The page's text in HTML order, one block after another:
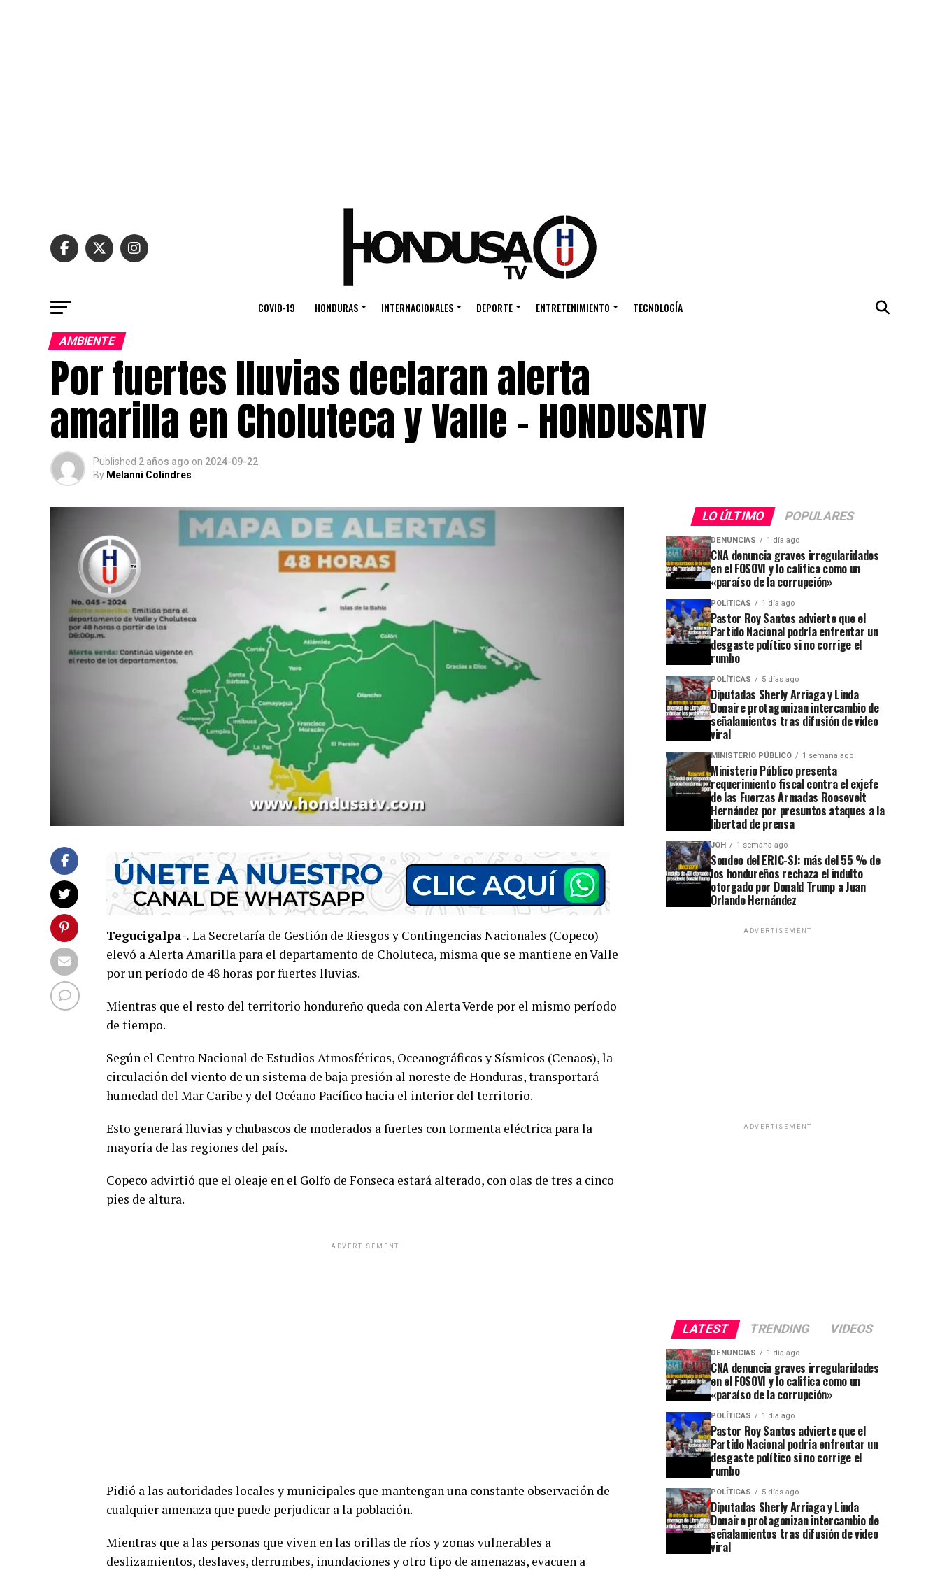
COVID-19 HONDURAS INTERNACIONALES DEPORTE ENTRETENIMIENTO TECNOLOGÍA
AMBIENTE
Por fuertes lluvias declaran alerta
amarilla en Choluteca y Valle – HONDUSATV
Published 2 años ago on 2024-09-22
By Melanni Colindres
Tegucigalpa-. La Secretaría de Gestión de Riesgos y Contingencias Nacionales (Copeco)
elevó a Alerta Amarilla para el departamento de Choluteca, misma que se mantiene en Valle
por un período de 48 horas por fuertes lluvias.
Mientras que el resto del territorio hondureño queda con Alerta Verde por el mismo período
de tiempo.
Según el Centro Nacional de Estudios Atmosféricos, Oceanográficos y Sísmicos (Cenaos), la
circulación del viento de un sistema de baja presión al noreste de Honduras, transportará
humedad del Mar Caribe y del Océano Pacífico hacia el interior del territorio.
Esto generará lluvias y chubascos de moderados a fuertes con tormenta eléctrica para la
mayoría de las regiones del país.
Copeco advirtió que el oleaje en el Golfo de Fonseca estará alterado, con olas de tres a cinco
pies de altura.
ADVERTISEMENT
Pidió a las autoridades locales y municipales que mantengan una constante observación de
cualquier amenaza que puede perjudicar a la población.
Mientras que a las personas que viven en las orillas de ríos y zonas vulnerables a
deslizamientos, deslaves, derrumbes, inundaciones y otro tipo de amenazas, evacuen a
LO ÚLTIMO POPULARES
DENUNCIAS 1 día ago
CNA denuncia graves irregularidades
en el FOSOVI y lo califica como un
«paraíso de la corrupción»
POLÍTICAS 1 día ago
Pastor Roy Santos advierte que el
Partido Nacional podría enfrentar un
desgaste político si no corrige el
rumbo
POLÍTICAS 5 días ago
Diputadas Sherly Arriaga y Linda
Donaire protagonizan intercambio de
señalamientos tras difusión de video
viral
MINISTERIO PÚBLICO 1 semana ago
Ministerio Público presenta
requerimiento fiscal contra el exjefe
de las Fuerzas Armadas Roosevelt
Hernández por presuntos ataques a la
libertad de prensa
JOH 1 semana ago
Sondeo del ERIC-SJ: más del 55 % de
los hondureños rechaza el indulto
otorgado por Donald Trump a Juan
Orlando Hernández
ADVERTISEMENT
ADVERTISEMENT
LATEST TRENDING VIDEOS
DENUNCIAS 1 día ago
CNA denuncia graves irregularidades
en el FOSOVI y lo califica como un
«paraíso de la corrupción»
POLÍTICAS 1 día ago
Pastor Roy Santos advierte que el
Partido Nacional podría enfrentar un
desgaste político si no corrige el
rumbo
POLÍTICAS 5 días ago
Diputadas Sherly Arriaga y Linda
Donaire protagonizan intercambio de
señalamientos tras difusión de video
viral